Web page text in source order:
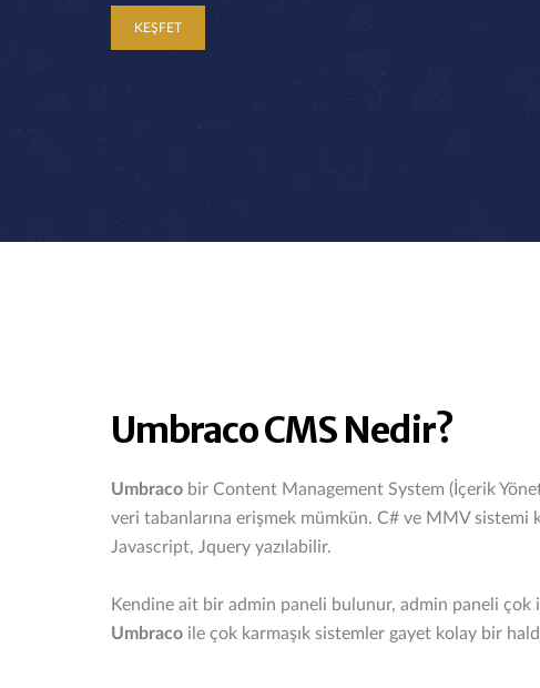
KEŞFET
Umbraco CMS Nedir?
Umbraco bir Content Management System (İçerik
veri tabanlarına erişmek mümkün. C# ve MMV sistemi
Javascript, Jquery yazılabilir.
Kendine ait bir admin paneli bulunur, admin paneli çok
Umbraco ile çok karmaşık sistemler gayet kolay bir